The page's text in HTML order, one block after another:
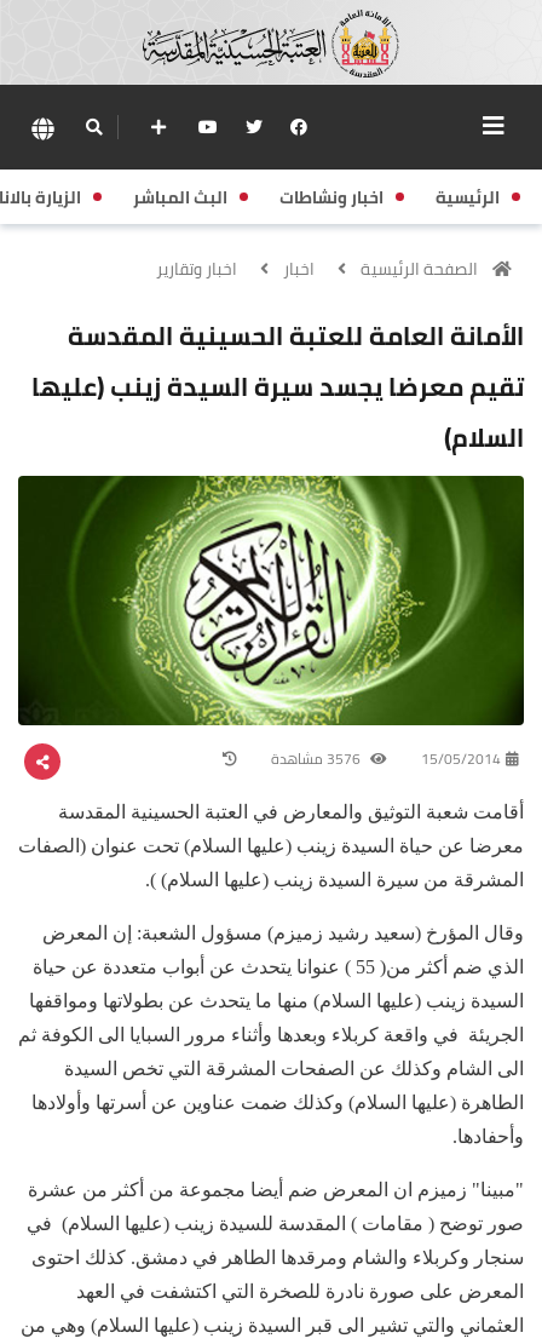
الرئيسية اخبار ونشاطات البث المباشر الزيارة
الصفحة الرئيسية اخبار اخبار وتقارير
الأمانة العامة للعتبة الحسينية المقدسة
تقيم معرضا يجسد سيرة السيدة زينب (عليها
السلام)
15/05/2014
أقامت شعبة التوثيق والمعارض في العتبة الحسينية المقدسة
معرضا عن حياة السيدة زينب (عليها السلام) تحت عنوان (الصفات
المشرقة من سيرة السيدة زينب (عليها السلام) ).
وقال المؤرخ (سعيد رشيد زميزم) مسؤول الشعبة: إن المعرض
الذي ضم أكثر من( 55 ) عنوانا يتحدث عن أبواب متعددة عن حياة
السيدة زينب (عليها السلام) منها ما يتحدث عن بطولاتها ومواقفها
الجريئة في واقعة كربلاء وبعدها وأثناء مرور السبايا الى الكوفة ثم
الى الشام وكذلك عن الصفحات المشرقة التي تخص السيدة
الطاهرة (عليها السلام) وكذلك ضمت عناوين عن أسرتها وأولادها
وأحفادها.
"مبينا" زميزم ان المعرض ضم أيضا مجموعة من أكثر من عشرة
صور توضح ( مقامات ) المقدسة للسيدة زينب (عليها السلام) في
سنجار وكربلاء والشام ومرقدها الطاهر في دمشق. كذلك احتوى
المعرض على صورة نادرة للصخرة التي اكتشفت في العهد
العثماني والتي تشير الى قبر السيدة زينب (عليها السلام) وهي من